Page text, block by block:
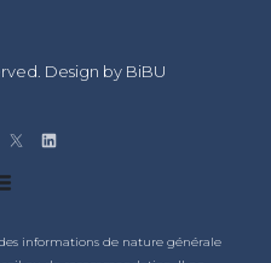
Design by BiBU
informations de nature générale